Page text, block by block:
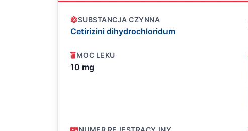
SUBSTANCJA CZYNNA
Cetirizini dihydrochloridum
MOC LEKU
10 mg